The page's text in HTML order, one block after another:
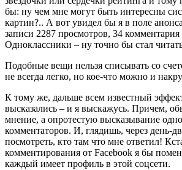
бы: ну чем мне могут быть интересны
картин?.. А вот увидел бы я в поле
записи 2287 просмотров, 34 комментария
Одноклассники – ну точно бы стал
Подобные вещи нельзя списывать со
не всегда легко, но кое-что можно и
К тому же, дальше всем известный
высказались – и я выскажусь. Причем,
мнение, а опротестую высказывание
комментаторов. И, глядишь, через день-
посмотреть, кто там что мне ответил!
комментирования от Facebook я бы
каждый имеет профиль в этой соцсети.